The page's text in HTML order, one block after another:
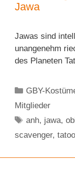
Jawa
Jawas sind
unangenehm
des Planeten
Kategorien
GBY-
Mitglieder
Schlagwörter
anh, jawa,
scavenger,